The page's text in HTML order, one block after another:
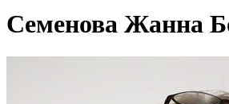
Семенова Жанна